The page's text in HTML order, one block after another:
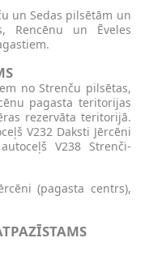
un Sedas pilsētām un
Rencēnu un Ēveles
no Strenču pilsētas,
pagasta teritorijas
rezervāta teritorijā.
V232 Daksti Jērcēni
V238 Strenči-​
(pagasta centrs),